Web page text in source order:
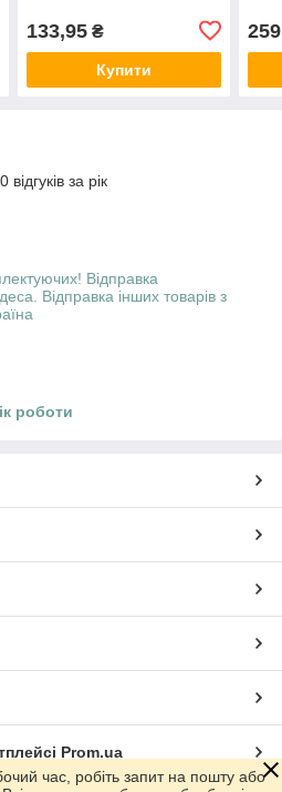
133,95₴
Купити
за рік
Відправка
Відправка інших товарів з
роботи
Prom.ua
час, робіть запит на пошту або